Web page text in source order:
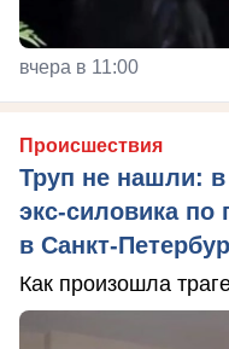
вчера в 11:00
Происшествия
Труп не нашли: в
экс-силовика по
в Санкт-
Как произошла